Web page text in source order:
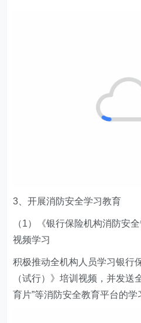
3、开展消防安全学习教育
（1）《银行保险机构消防安
视频学习
积极推动全机构人员学习银行
（试行）》培训视频，并发送
育片”等消防安全教育平台的学